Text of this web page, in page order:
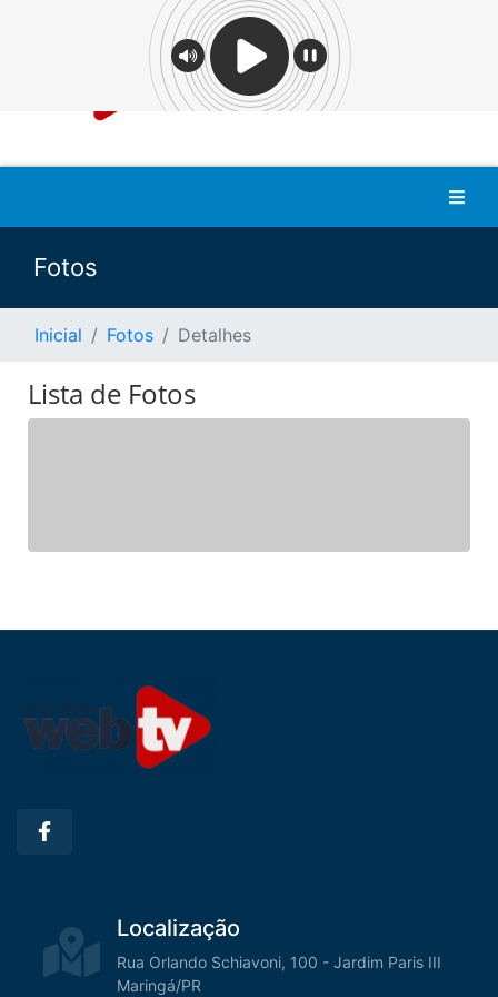
Fotos
Inicial Fotos Detalhes
Lista de Fotos
Localização
Rua Orlando Schiavoni, 100 - Jardim Paris III
Maringá/PR